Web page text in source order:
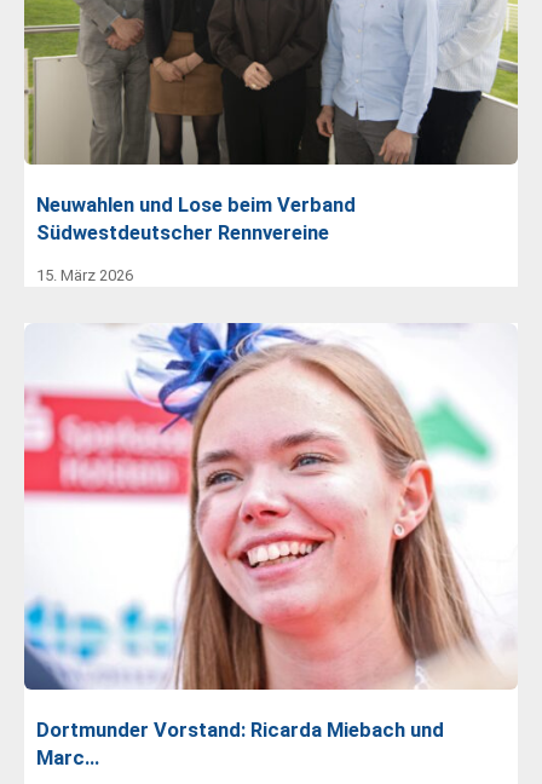
Neuwahlen und Lose beim Verband
Südwestdeutscher Rennvereine
15. März 2026
Dortmunder Vorstand: Ricarda Miebach und
Marc…